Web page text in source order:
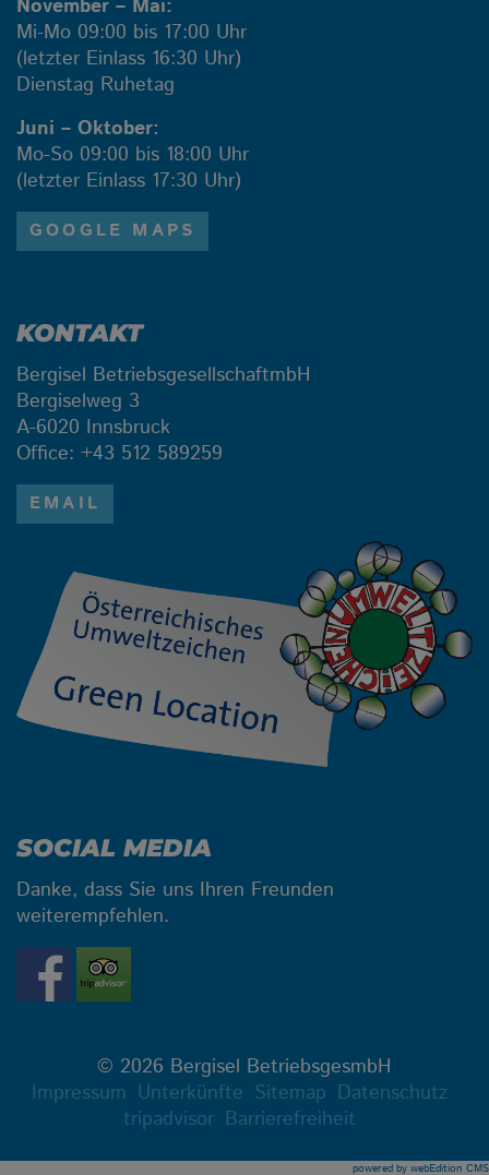
November – Mai:
Mi-Mo 09:00 bis 17:00 Uhr
(letzter Einlass 16:30 Uhr)
Dienstag Ruhetag
Juni – Oktober:
Mo-So 09:00 bis 18:00 Uhr
(letzter Einlass 17:30 Uhr)
GOOGLE MAPS
KONTAKT
Bergisel BetriebsgesellschaftmbH
Bergiselweg 3
A-6020 Innsbruck
Office: +43 512 589259
EMAIL
SOCIAL MEDIA
Danke, dass Sie uns Ihren Freunden
weiterempfehlen.
© 2026 Bergisel BetriebsgesmbH
Impressum Unterkünfte Sitemap Datenschutz
tripadvisor Barrierefreiheit
powered by webEdition CMS